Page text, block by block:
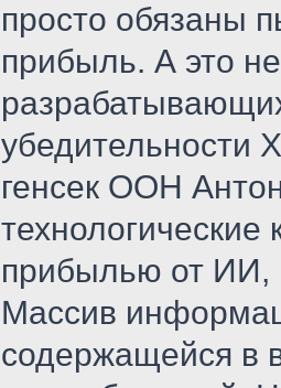
просто обязаны
прибыль. А это
убедительности
генсек ООН
технологические
прибылью от ИИ,
Массив
содержащейся в